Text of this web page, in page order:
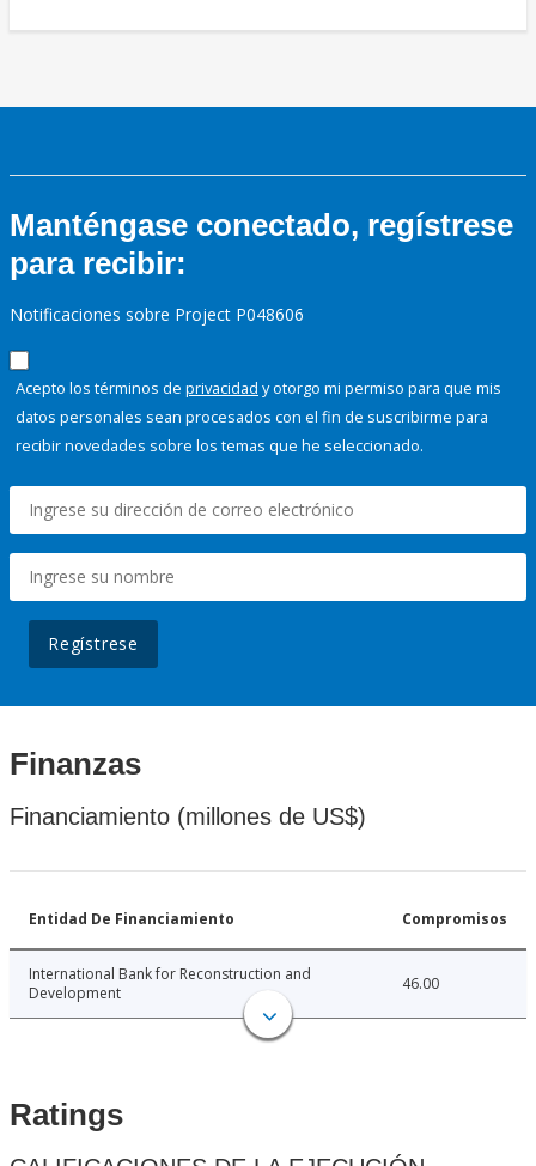
Manténgase conectado, regístrese
para recibir:
Notificaciones sobre Project P048606
Acepto los términos de privacidad y otorgo mi permiso para que mis
datos personales sean procesados con el fin de suscribirme para
recibir novedades sobre los temas que he seleccionado.
Regístrese
Finanzas
Financiamiento (millones de US$)
Entidad De Financiamiento Compromisos
International Bank for Reconstruction and
Development
46.00
Ratings